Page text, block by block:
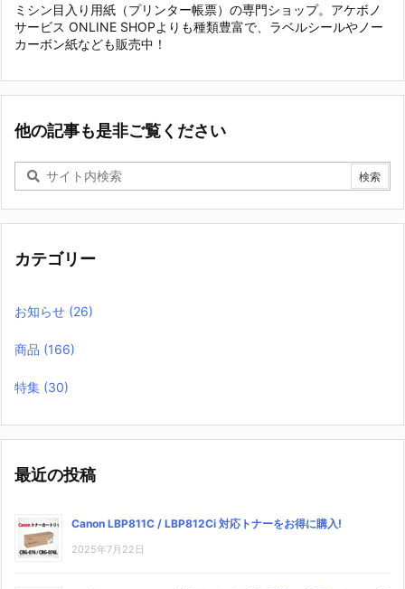
ミシン目入り用紙（プリンター帳票）の専門ショップ。アケボノ
サービス ONLINE SHOPよりも種類豊富で、ラベルシールやノー
カーボン紙なども販売中！
他の記事も是非ご覧ください
カテゴリー
お知らせ (26)
商品 (166)
特集 (30)
最近の投稿
Canon LBP811C / LBP812Ci 対応トナーをお得に購入!
2025年7月22日